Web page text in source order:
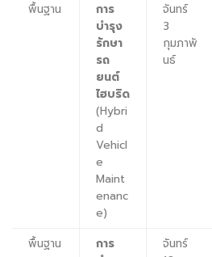
พื้นฐาน
การ
บำรุง
รักษา
รถ
ยนต์
ไฮบริด
(Hybri
d
Vehicl
e
Maint
enanc
e)
จันทร์
3
กุมภาพั
นธ์
พื้นฐาน
การ
จันทร์